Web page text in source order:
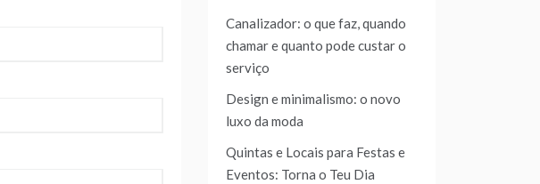
Canalizador: o que faz, quando
chamar e quanto pode custar o
serviço
Design e minimalismo: o novo
luxo da moda
Quintas e Locais para Festas e
Eventos: Torna o Teu Dia